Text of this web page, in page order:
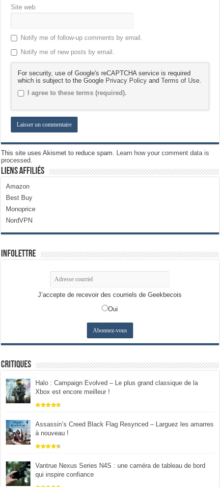
Site web
Notify me of follow-up comments by email.
Notify me of new posts by email.
For security, use of Google's reCAPTCHA service is required
which is subject to the Google Privacy Policy andTerms of Use.
I agree to these terms (required).
This site uses Akismet to reduce spam. Learn how your comment data is
processed.
Liens Affiliés
Amazon
Best Buy
Monoprice
NordVPN
Infolettre
J’accepte de recevoir des courriels de Geekbecois
Oui
Critiques
Halo : Campaign Evolved – Le plus grand classique de la
Xbox est encore meilleur !
Assassin’s Creed Black Flag Resynced – Larguez les amarres
à nouveau !
Vantrue Nexus Series N4S : une caméra de tableau de bord
qui inspire confiance